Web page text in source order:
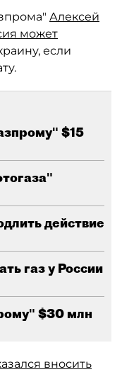
Алексей
может
если
$15
действие
газ у России
$30 млн
вносить